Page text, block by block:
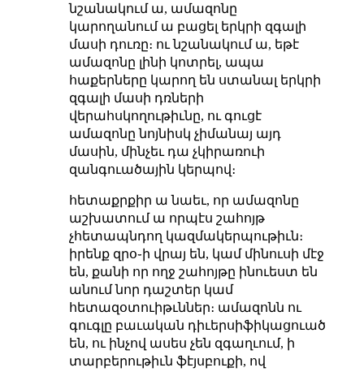
նշանակում ա, ամազոնը
կարողանում ա բացել երկրի զգալի
մասի դուռը։ ու նշանակում ա, եթէ
ամազոնը լինի կոտրել, ապա
հաքերները կարող են ստանալ երկրի
զգալի մասի դռների
վերահսկողութիւնը, ու գուցէ
ամազոնը նոյնիսկ չիմանայ այդ
մասին, մինչեւ դա չկիրառուի
զանգուածային կերպով։
հետաքրքիր ա նաեւ, որ ամազոնը
աշխատում ա որպէս շահոյթ
չհետապնդող կազմակերպութիւն։
իրենք զրօ֊ի վրայ են, կամ մինուսի մէջ
են, քանի որ ողջ շահոյթը ինուեստ են
անում նոր դաշտեր կամ
հետազօտուիթւններ։ ամազոնն ու
գուգլը բաւական դիւերսիֆիկացուած
են, ու ինչով ասես չեն զգաղւում, ի
տարբերութիւն ֆէյսբուքի, ով